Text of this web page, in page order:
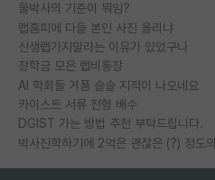
물박사의 기준이 뭐임?
랩홈피에 다들 본인 사진 올리냐
신생랩가지말라는 이유가 있었구나
장학금 모은 랩비통장
AI 학회들 거품 슬슬 지적이 나오네요
카이스트 서류 전형 배수
DGIST 가는 방법 추천 부탁드립니다.